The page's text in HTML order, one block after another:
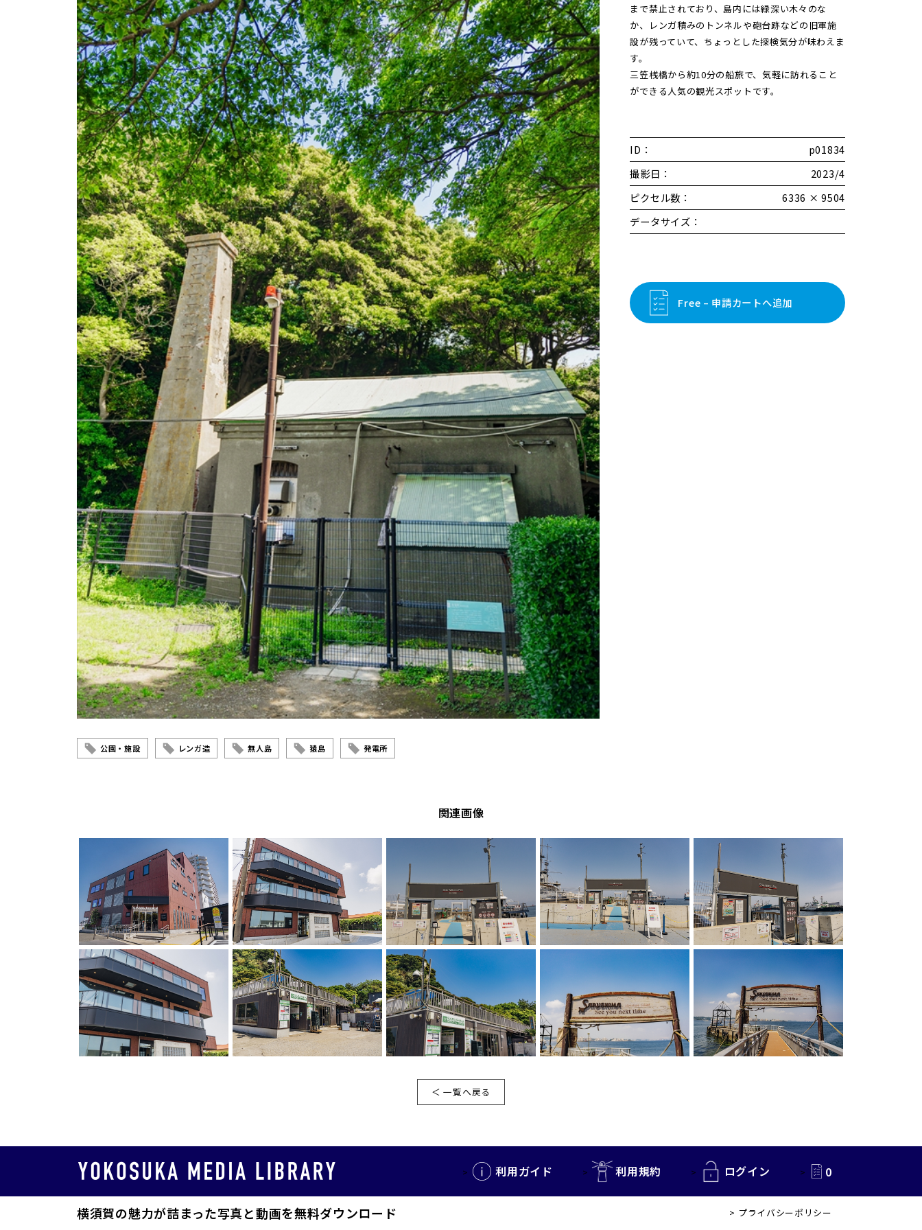
公園・施設 レンガ造 無人島 猿島 発電所
まで禁止されており、島内には緑深い木々のな
か、レンガ積みのトンネルや砲台跡などの旧軍施
設が残っていて、ちょっとした探検気分が味わえま
す。
三笠桟橋から約10分の船旅で、気軽に訪れること
ができる人気の観光スポットです。
ID：
p01834
撮影日：
2023/4
ピクセル数：
6336 × 9504
データサイズ：
Free – 申請カートへ追加
関連画像
＜ 一覧へ戻る
利用ガイド 利用規約 ログイン 0
横須賀の魅力が詰まった写真と動画を無料ダウンロード プライバシーポリシー